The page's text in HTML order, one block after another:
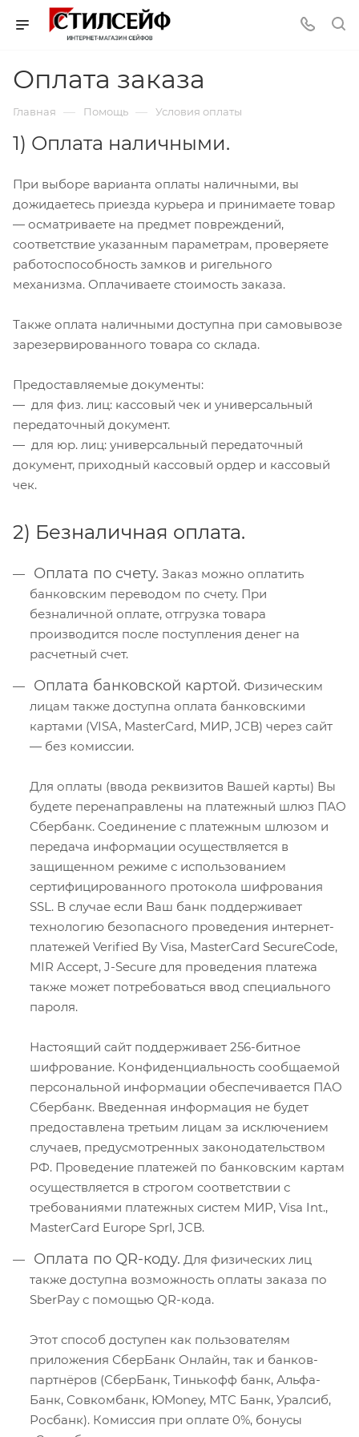
Оплата заказа
Главная — Помощь — Условия оплаты
1) Оплата наличными.
При выборе варианта оплаты наличными, вы
дожидаетесь приезда курьера и принимаете товар
— осматриваете на предмет повреждений,
соответствие указанным параметрам, проверяете
работоспособность замков и ригельного
механизма. Оплачиваете стоимость заказа.
Также оплата наличными доступна при самовывозе
зарезервированного товара со склада.
Предоставляемые документы:
— для физ. лиц: кассовый чек и универсальный
передаточный документ.
— для юр. лиц: универсальный передаточный
документ, приходный кассовый ордер и кассовый
чек.
2) Безналичная оплата.
Оплата по счету. Заказ можно оплатить
банковским переводом по счету. При
безналичной оплате, отгрузка товара
производится после поступления денег на
расчетный счет.
Оплата банковской картой. Физическим
лицам также доступна оплата банковскими
картами (VISA, MasterCard, МИР, JCB) через сайт
— без комиссии.
Для оплаты (ввода реквизитов Вашей карты) Вы
будете перенаправлены на платежный шлюз ПАО
Сбербанк. Соединение с платежным шлюзом и
передача информации осуществляется в
защищенном режиме с использованием
сертифицированного протокола шифрования
SSL. В случае если Ваш банк поддерживает
технологию безопасного проведения интернет-
платежей Verified By Visa, MasterCard SecureCode,
MIR Accept, J-Secure для проведения платежа
также может потребоваться ввод специального
пароля.
Настоящий сайт поддерживает 256-битное
шифрование. Конфиденциальность сообщаемой
персональной информации обеспечивается ПАО
Сбербанк. Введенная информация не будет
предоставлена третьим лицам за исключением
случаев, предусмотренных законодательством
РФ. Проведение платежей по банковским картам
осуществляется в строгом соответствии с
требованиями платежных систем МИР, Visa Int.,
MasterCard Europe Sprl, JCB.
Оплата по QR-коду. Для физических лиц
также доступна возможность оплаты заказа по
SberPay с помощью QR-кода.
Этот способ доступен как пользователям
приложения СберБанк Онлайн, так и банков-
партнёров (СберБанк, Тинькофф банк, Альфа-
Банк, Совкомбанк, ЮMoney, МТС Банк, Уралсиб,
Росбанк). Комиссия при оплате 0%, бонусы